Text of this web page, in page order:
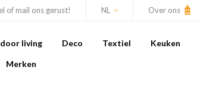
of mail ons gerust! NL Over ons
living Deco Textiel Keuken
Merken